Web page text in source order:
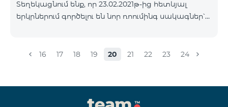
Տեղեկացնում ենք, որ 23.02.2021թ-ից հետևյալ
երկրներում գործելու են նոր ռոումինգ սակագներ՝
Ելքային զանգեր Միջազգային՝ 2500 դրամ/րոպե
ցանկ՝ Բերմուդյան կղզիներ, Բուրկինա Ֆասո,
Կաբո Վերդե, Կուբա, Հասարակածային Գվինեա,
16 17 18 19 20 21 22 23 24